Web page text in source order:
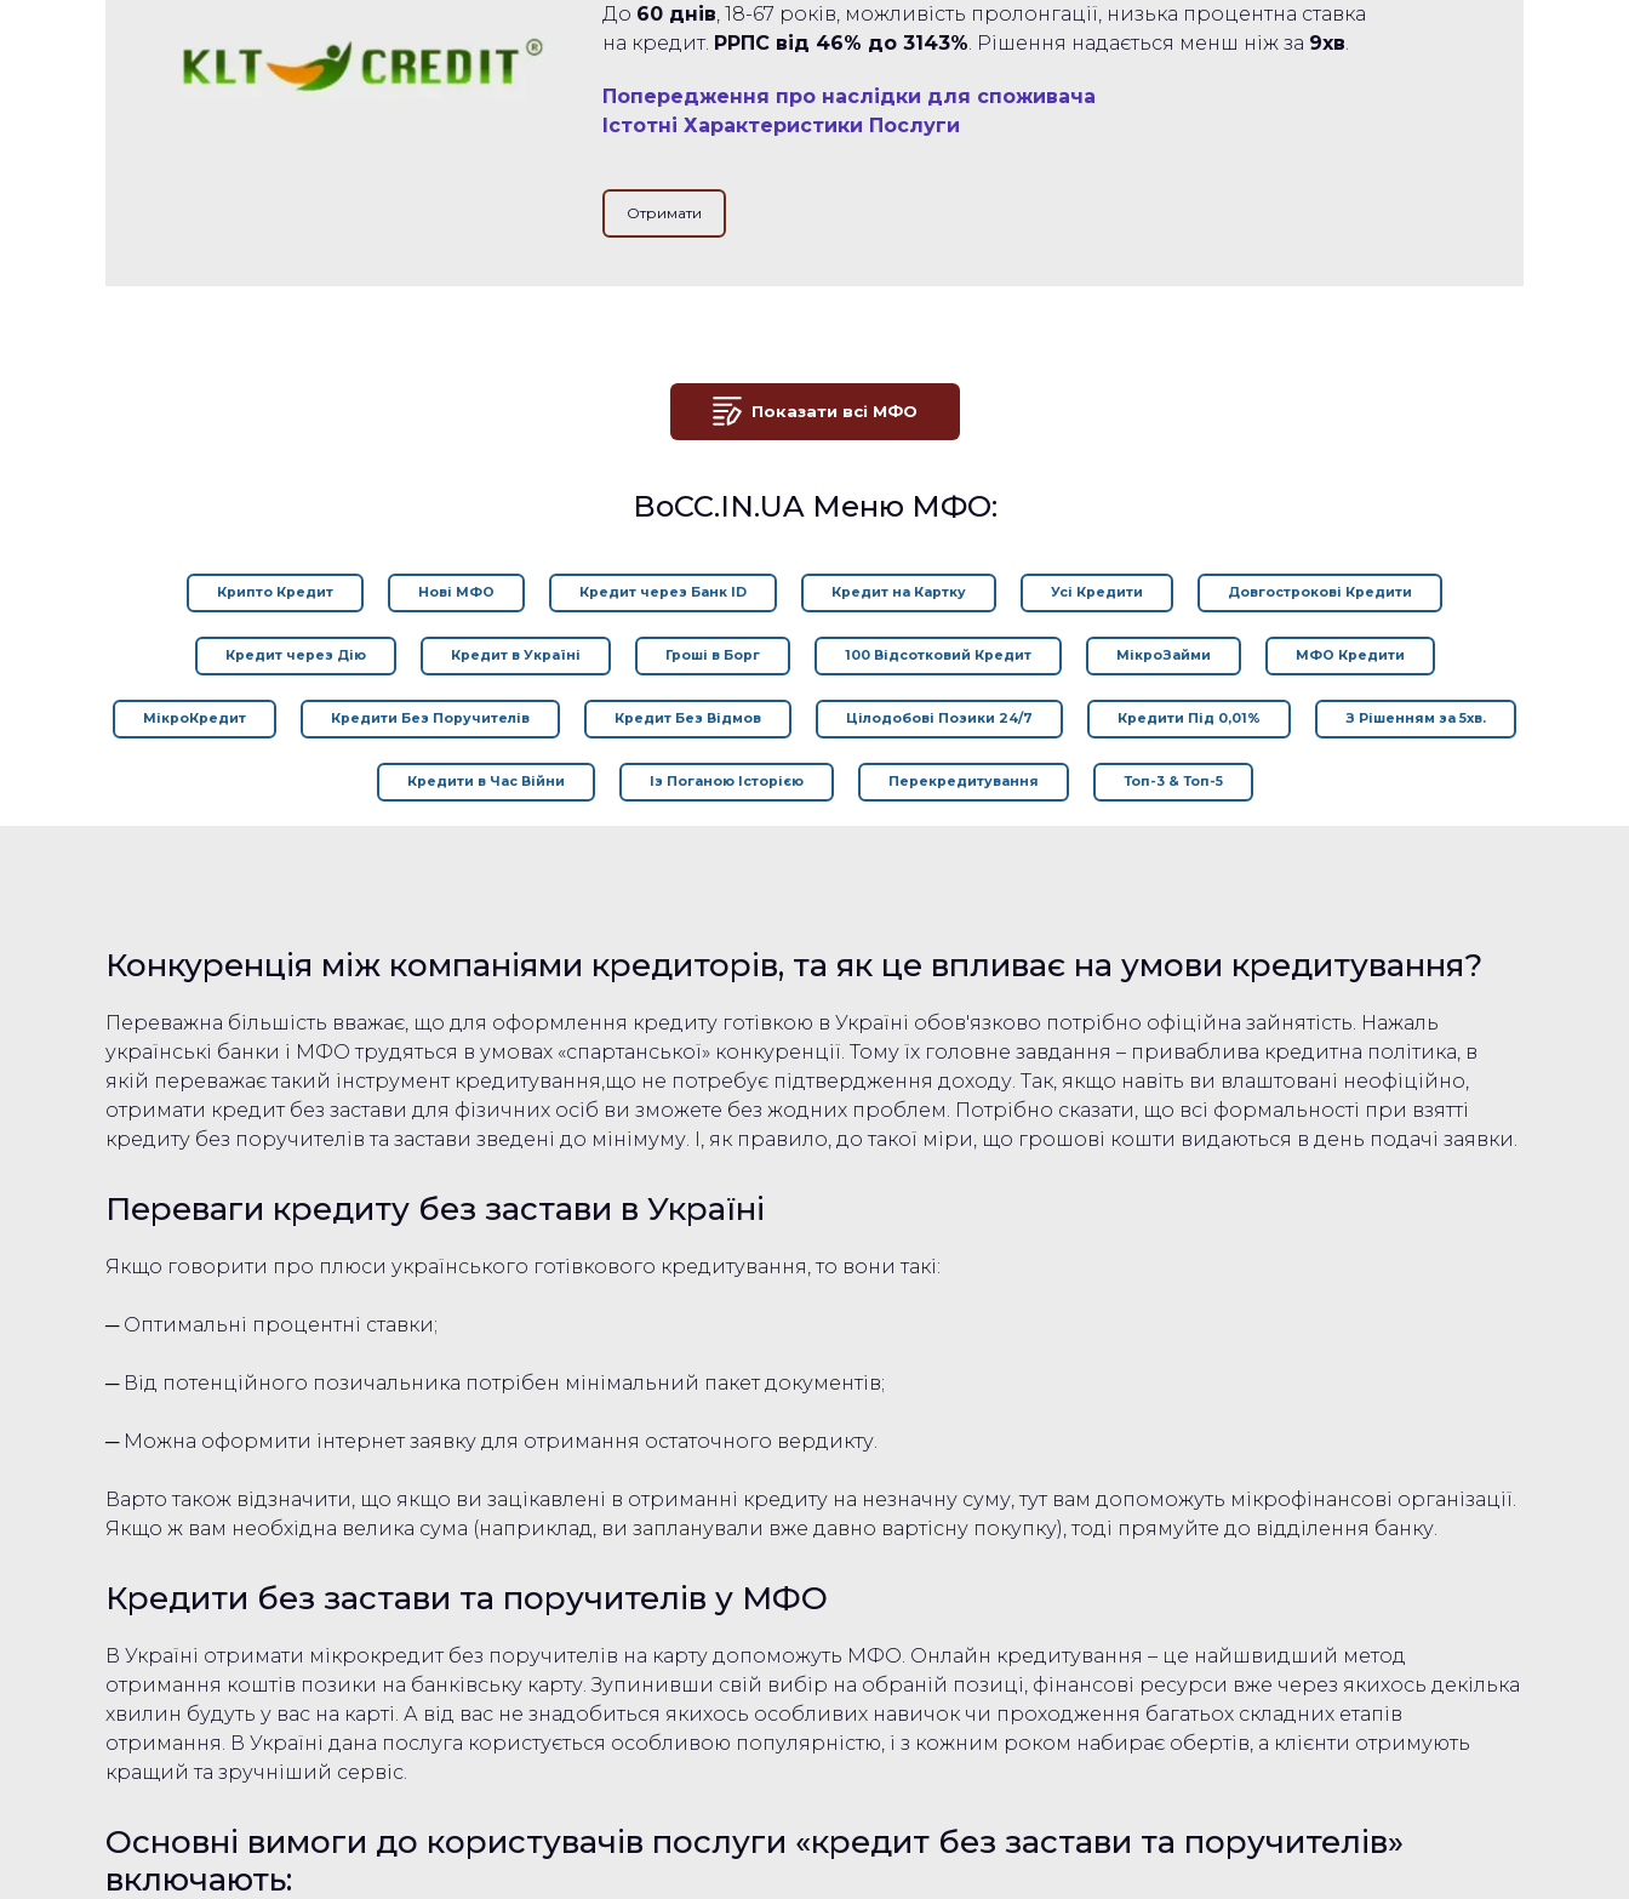
До 60 днів , 18-67 років, можливість пролонгації, низька процентна ставка
на кредит. РРПС від 46% до 3143% . Рішення надається менш ніж за 9хв
Попередження про наслідки для споживача
Істотні Характеристики Послуги
Отримати
Показати всі МФО
BoCC.IN.UA Меню МФО:
Крипто Кредит Нові МФО Кредит через Банк ID Кредит на Картку Усі Кредити Довгострокові Кредити
Кредит через Дію Кредит в Україні Гроші в Борг 100 Відсотковий Кредит МікроЗайми МФО Кредити
МікроКредит Кредити Без Поручителів Кредит Без Відмов Цілодобові Позики 24/7 Кредити Під 0,01% З Рішенням за 5хв.
Кредити в Час Війни Із Поганою Історією Перекредитування Топ-3 & Топ-5
Конкуренція між компаніями кредиторів, та як це впливає на умови кредитування?
Переважна більшість вважає, що для оформлення кредиту готівкою в Україні обов'язково потрібно офіційна зайнятість. Нажаль
українські банки і МФО трудяться в умовах «спартанської» конкуренції. Тому їх головне завдання – приваблива кредитна політика, в
якій переважає такий інструмент кредитування,що не потребує підтвердження доходу. Так, якщо навіть ви влаштовані неофіційно,
отримати кредит без застави для фізичних осіб ви зможете без жодних проблем. Потрібно сказати, що всі формальності при взятті
кредиту без поручителів та застави зведені до мінімуму. І, як правило, до такої міри, що грошові кошти видаються в день подачі заявки.
Переваги кредиту без застави в Україні
Якщо говорити про плюси українського готівкового кредитування, то вони такі:
─ Оптимальні процентні ставки;
─ Від потенційного позичальника потрібен мінімальний пакет документів;
─ Можна оформити інтернет заявку для отримання остаточного вердикту.
Варто також відзначити, що якщо ви зацікавлені в отриманні кредиту на незначну суму, тут вам допоможуть мікрофінансові організації.
Якщо ж вам необхідна велика сума (наприклад, ви запланували вже давно вартісну покупку), тоді прямуйте до відділення банку.
Кредити без застави та поручителів у МФО
В Україні отримати мікрокредит без поручителів на карту допоможуть МФО. Онлайн кредитування – це найшвидший метод
отримання коштів позики на банківську карту. Зупинивши свій вибір на обраній позиці, фінансові ресурси вже через якихось декілька
хвилин будуть у вас на карті. А від вас не знадобиться якихось особливих навичок чи проходження багатьох складних етапів
отримання. В Україні дана послуга користується особливою популярністю, і з кожним роком набирає обертів, а клієнти отримують
кращий та зручніший сервіс.
Основні вимоги до користувачів послуги «кредит без застави та поручителів»
включають: